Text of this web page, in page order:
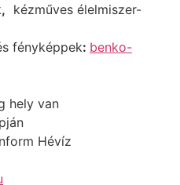
, kézműves élelmiszer-
fényképpek: benko-
hely van
Hévíz